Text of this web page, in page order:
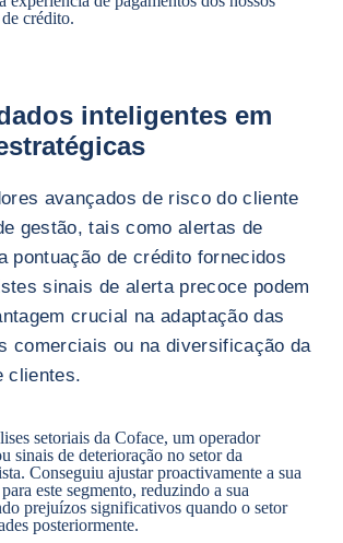
crédito.
inteligentes em
avançados de risco do cliente
gestão, tais como alertas de
pontuação de crédito fornecidos
sinais de alerta precoce podem
crucial na adaptação das
comerciais ou na diversificação da
clientes.
setoriais da Coface, um operador
sinais de deterioração no setor da
Conseguiu ajustar proactivamente a sua
este segmento, reduzindo a sua
prejuízos significativos quando o setor
posteriormente.